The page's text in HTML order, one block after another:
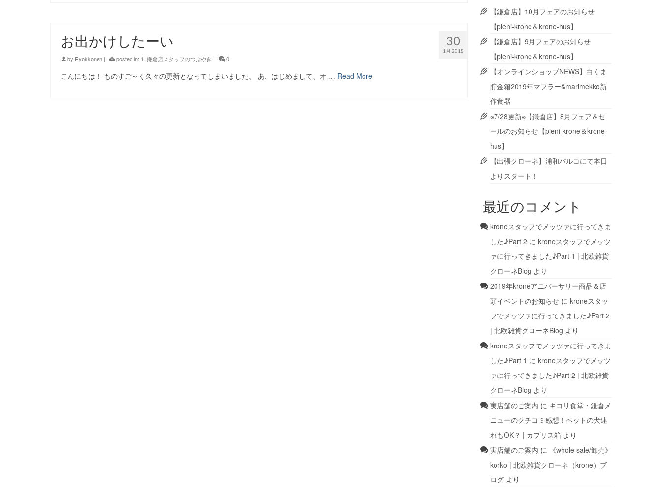
30
1月 2018
お出かけしたーい
by Ryokkonen | posted in: 1. 鎌倉店スタッフのつぶやき | 0
こんにちは！ ものすご～く久々の更新となってしまいました。 あ、はじめまして、オ … Read More
【鎌倉店】10月フェアのお知らせ
【pieni-krone＆krone-hus】
【鎌倉店】9月フェアのお知らせ
【pieni-krone＆krone-hus】
【オンラインショップNEWS】白くま
貯金箱2019年マフラー&marimekko新
作食器
※7/28更新※【鎌倉店】8月フェア＆セ
ールのお知らせ【pieni-krone＆krone-
hus】
【出張クローネ】浦和パルコにて本日
よりスタート！
最近のコメント
kroneスタッフでメッツァに行ってきま
した♪Part 2 に kroneスタッフでメッツ
ァに行ってきました♪Part 1 | 北欧雑貨
クローネBlog より
2019年kroneアニバーサリー商品＆店
頭イベントのお知らせに kroneスタッ
フでメッツァに行ってきました♪Part 2
| 北欧雑貨クローネBlog より
kroneスタッフでメッツァに行ってきま
した♪Part 1 に kroneスタッフでメッツ
ァに行ってきました♪Part 2 | 北欧雑貨
クローネBlog より
実店舗のご案内 に キコリ食堂・鎌倉メ
ニューのクチコミ感想！ペットの犬連
れもOK？ | カプリス箱 より
実店舗のご案内 に
《whole sale/卸売》
korko | 北欧雑貨クローネ（krone）ブ
ログより